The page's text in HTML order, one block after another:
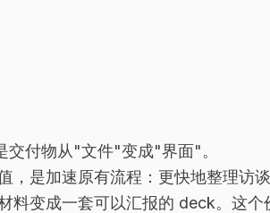
交付物从"文件"变成"界面"。
，是加速原有流程：更快地整理访
料变成一套可以汇报的 deck。这